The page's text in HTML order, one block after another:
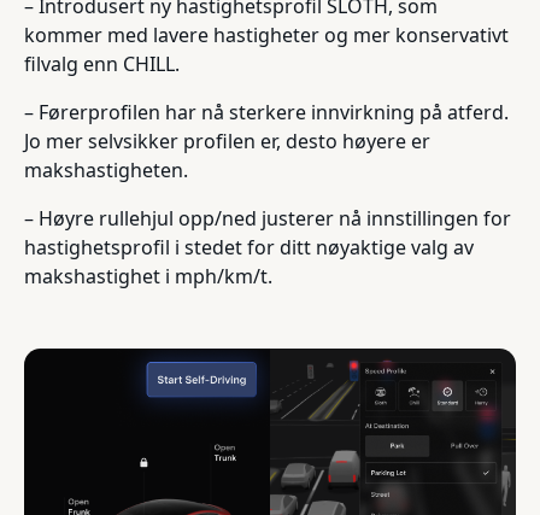
– Introdusert ny hastighetsprofil SLOTH, som
kommer med lavere hastigheter og mer konservativt
filvalg enn CHILL.
– Førerprofilen har nå sterkere innvirkning på atferd.
Jo mer selvsikker profilen er, desto høyere er
makshastigheten.
– Høyre rullehjul opp/ned justerer nå innstillingen for
hastighetsprofil i stedet for ditt nøyaktige valg av
makshastighet i mph/km/t.